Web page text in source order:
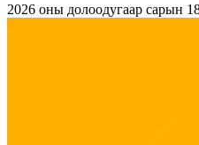
2026 оны долоодугаар сарын